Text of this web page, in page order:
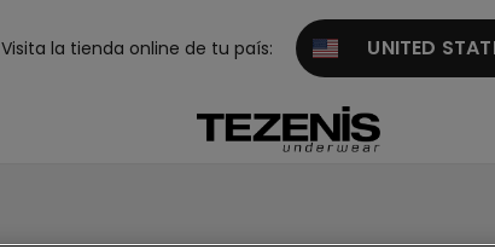
Visita la tienda online de tu país: UNITED